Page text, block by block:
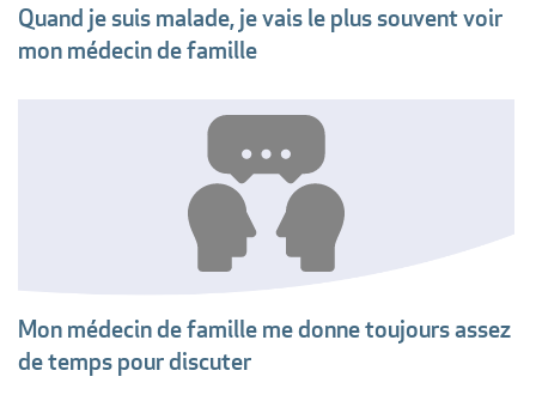
Quand je suis malade, je vais le plus souvent voir
mon médecin de famille
Mon médecin de famille me donne toujours assez
de temps pour discuter